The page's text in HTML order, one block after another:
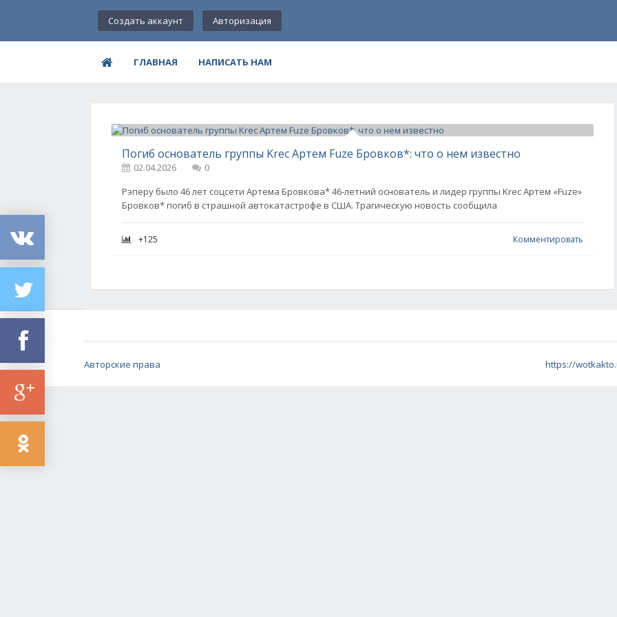
Создать аккаунт Авторизация
ГЛАВНАЯ НАПИСАТЬ НАМ
Погиб основатель группы Krec Артем Fuze Бровков*: что о нем известно
02.04.2026
0
Рэперу было 46 лет соцсети Артема Бровкова* 46-летний основатель и лидер группы Krec Артем «Fuze»
Бровков* погиб в страшной автокатастрофе в США. Трагическую новость сообщила
+125 Комментировать
Авторские права https://